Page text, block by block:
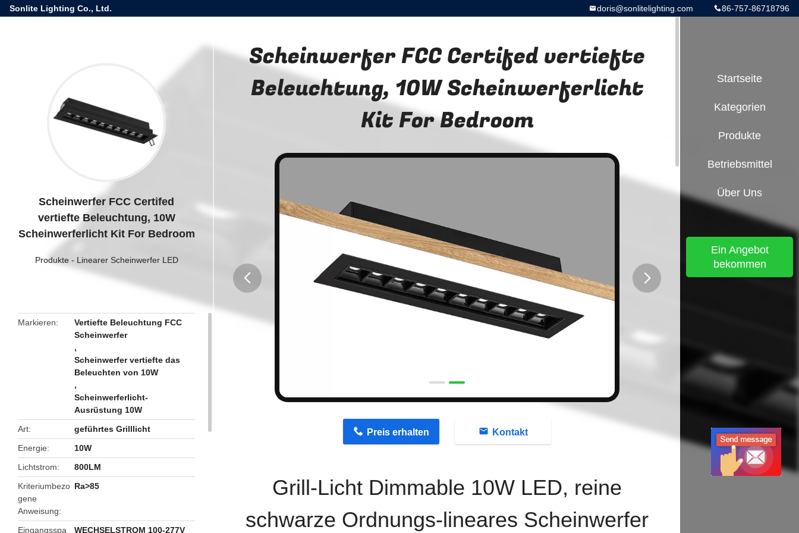
Sonlite Lighting Co., Ltd. 86-757-86718796
doris@sonlitelighting.com
Scheinwerfer FCC Certifed
vertiefte Beleuchtung, 10W
Scheinwerferlicht Kit For Bedroom
Produkte- Linearer Scheinwerfer LED
Markieren
Vertiefte Beleuchtung FCC
Scheinwerfer
,
Scheinwerfer vertiefte das
Beleuchten von 10W
,
Scheinwerferlicht-
Ausrüstung 10W
Art
geführtes Grilllicht
Energie
10W
Lichtstrom
800LM
Kriteriumbezo
gene
Anweisung
Ra>85
Eingangsspa WECHSELSTROM 100-277V
Scheinwerfer FCC Certifed vertiefte
Beleuchtung, 10W Scheinwerferlicht
Kit For Bedroom
Preis erhalten Kontakt
Grill-Licht Dimmable 10W LED, reine
schwarze Ordnungs-lineares Scheinwerfer
Startseite
Kategorien
Produkte
Betriebsmittel
Über Uns
Ein Angebot
bekommen